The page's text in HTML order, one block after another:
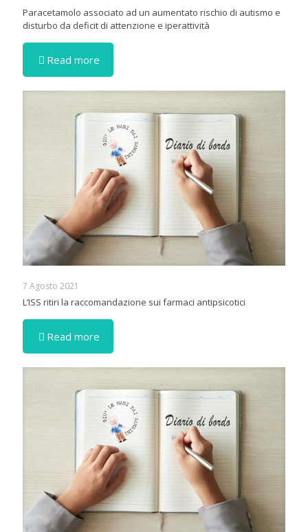
Paracetamolo associato ad un aumentato rischio di autismo e
disturbo da deficit di attenzione e iperattività
Read more
7 Agosto 2021
L’ISS ritiri la raccomandazione sui farmaci antipsicotici
Read more